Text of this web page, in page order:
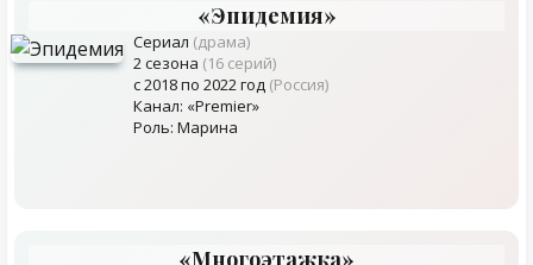
«Эпидемия»
Сериал (драма)
2 сезона (16 серий)
с 2018 по 2022 год (Россия)
Канал: «Premier»
Роль: Марина
«Многоэтажка»